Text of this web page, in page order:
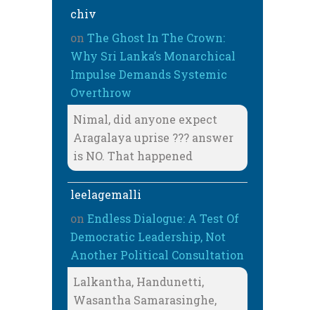
chiv
on The Ghost In The Crown:
Why Sri Lanka’s Monarchical
Impulse Demands Systemic
Overthrow
Nimal, did anyone expect
Aragalaya uprise ??? answer
is NO. That happened
leelagemalli
on Endless Dialogue: A Test Of
Democratic Leadership, Not
Another Political Consultation
Lalkantha, Handunetti,
Wasantha Samarasinghe,